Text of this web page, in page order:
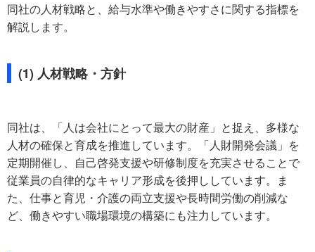
同社の人材戦略と、給与水準や働きやすさに関する指標を
解説します。
(1) 人材戦略・方針
同社は、「人は会社にとって最大の財産」と捉え、多様な
人材の確保と育成を推進しています。「人財開発会議」を
定期開催し、自己啓発支援や研修制度を充実させることで
従業員の自律的なキャリア形成を後押ししています。ま
た、仕事と育児・介護の両立支援や長時間労働の削減な
ど、働きやすい職場環境の構築にも注力しています。